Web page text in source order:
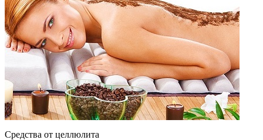
Средства от целлюлита